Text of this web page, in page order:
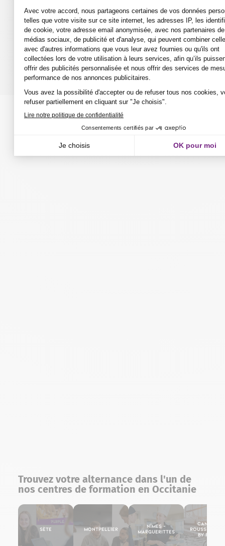
Salle pause déjeuner et cour intérieure
Trouvez votre alternance dans l'un de
nos centres de formation en Occitanie
Sète Montpellier
Nîmes –
Marguerittes
Canet-en-
Roussillon
By Purple)